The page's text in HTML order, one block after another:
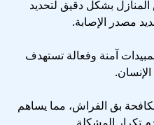
بشكل دقيق لتحديد
مصدر الإصابة.
آمنة وفعالة تستهدف
بق الفراش، مما يساهم